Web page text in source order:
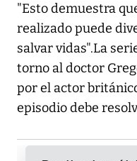
"Esto demuestra
realizado puede
salvar vidas".La
torno al doctor
por el actor
episodio debe